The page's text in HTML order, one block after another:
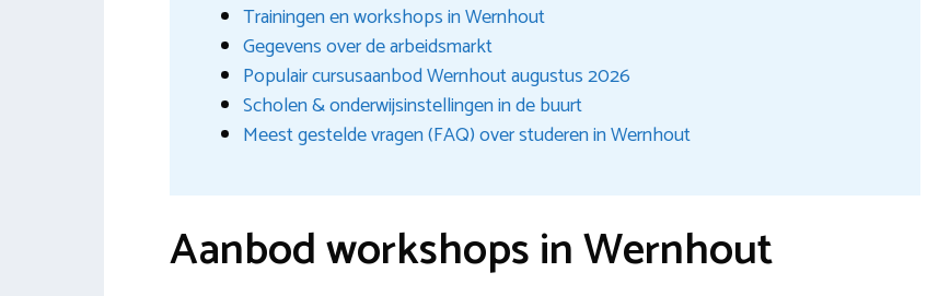
Trainingen en workshops in Wernhout
Gegevens over de arbeidsmarkt
Populair cursusaanbod Wernhout augustus 2026
Scholen & onderwijsinstellingen in de buurt
Meest gestelde vragen (FAQ) over studeren in Wernhout
Aanbod workshops in Wernhout